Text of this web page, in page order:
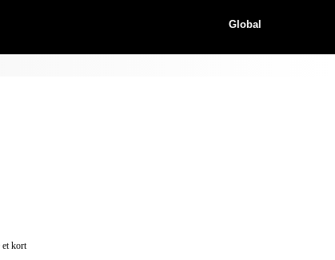
Global
kort